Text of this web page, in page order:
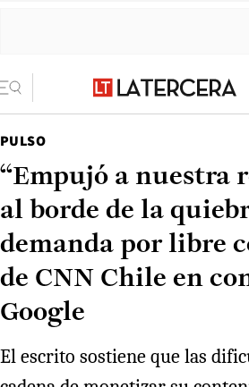
PULSO
“Empujó a nuestra
al borde de la
demanda por libre
de CNN Chile en
Google
El escrito sostiene que las